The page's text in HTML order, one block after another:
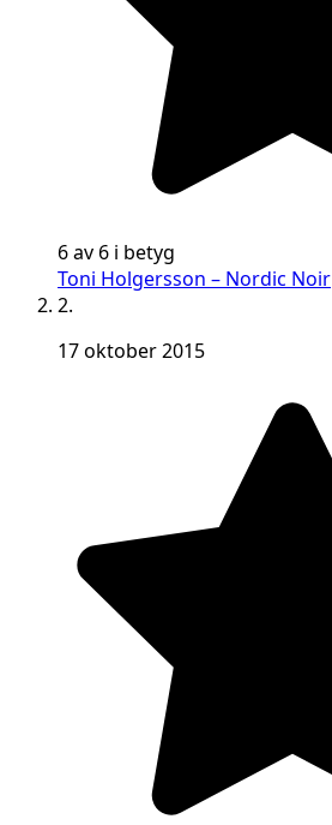
6 av 6 i betyg
Toni Holgersson – Nordic Noir
2.
17 oktober 2015